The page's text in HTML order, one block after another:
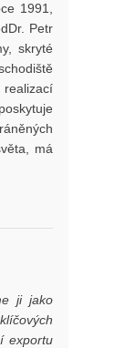
1991,
Petr
skryté
realizací
má
ji jako
exportu